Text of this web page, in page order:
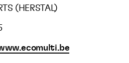
(HERSTAL)